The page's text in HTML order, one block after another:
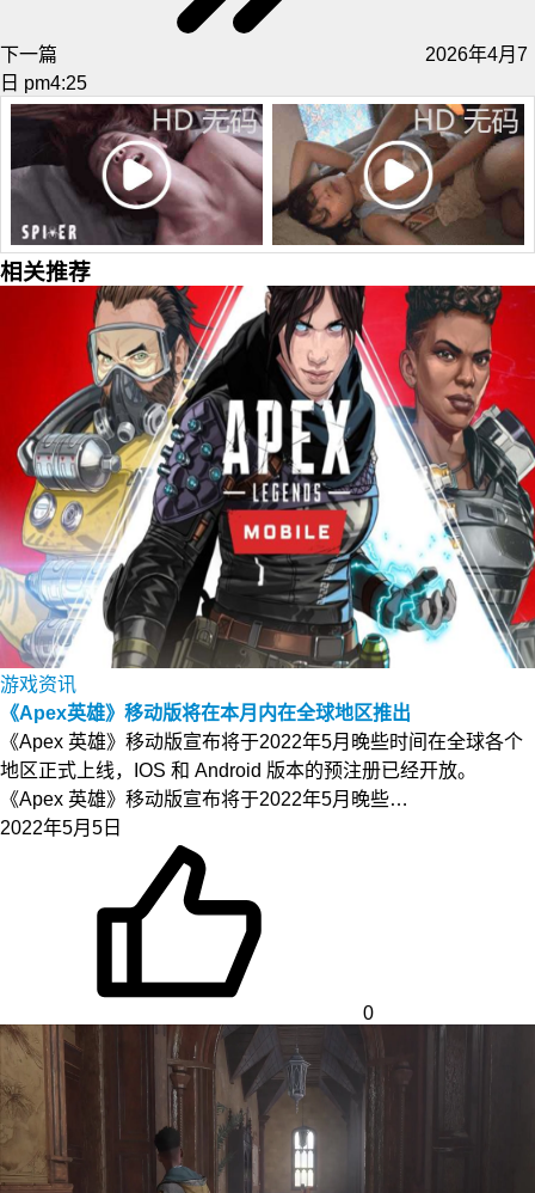
下一篇
2026年4月7
日 pm4:25
相关推荐
游戏资讯
《Apex英雄》移动版将在本月内在全球地区推出
《Apex 英雄》移动版宣布将于2022年5月晚些时间在全球各个
地区正式上线，IOS 和 Android 版本的预注册已经开放。
《Apex 英雄》移动版宣布将于2022年5月晚些…
2022年5月5日
0